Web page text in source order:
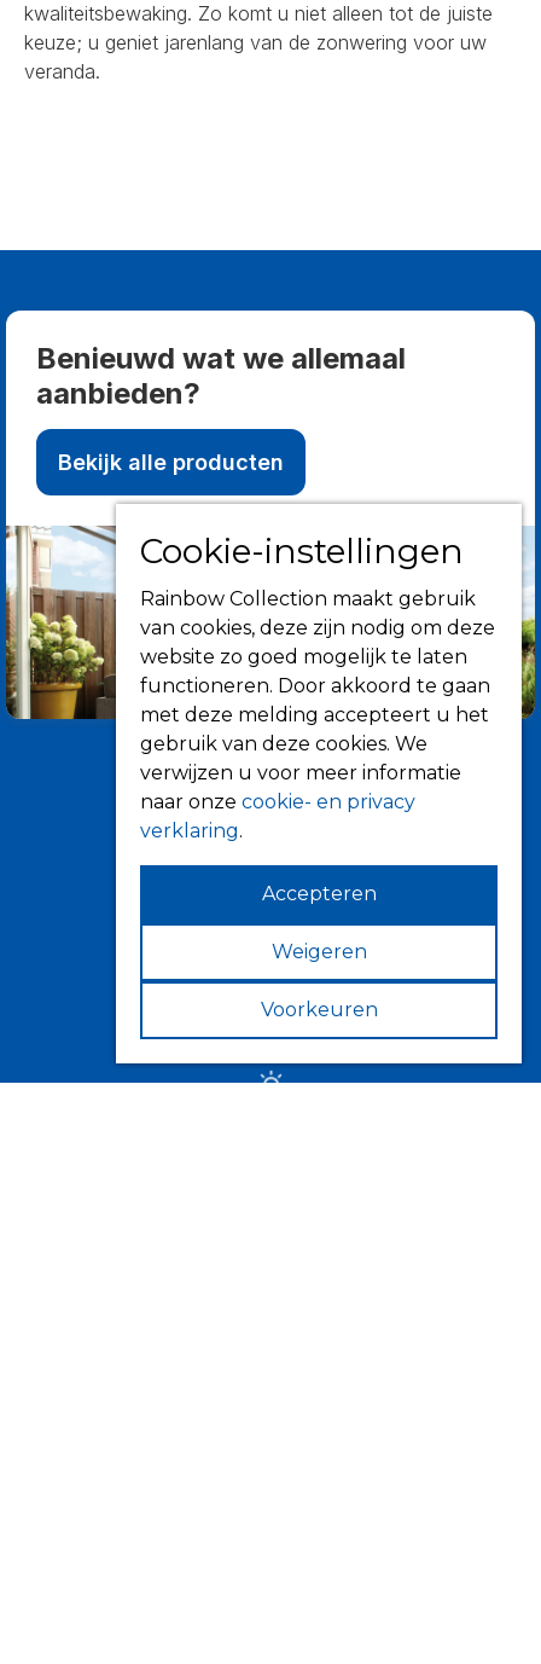
kwaliteitsbewaking. Zo komt u niet alleen tot de juiste
keuze; u geniet jarenlang van de zonwering voor uw
veranda.
Benieuwd wat we allemaal
aanbieden?
Bekijk alle producten
Informatie
Over ons
Tips
Verkooppunten
Cookie-instellingen
Rainbow Collection maakt gebruik
van cookies, deze zijn nodig om deze
website zo goed mogelijk te laten
functioneren. Door akkoord te gaan
met deze melding accepteert u het
gebruik van deze cookies. We
verwijzen u voor meer informatie
naar onze cookie- en privacy
verklaring.
Accepteren
Weigeren
Voorkeuren